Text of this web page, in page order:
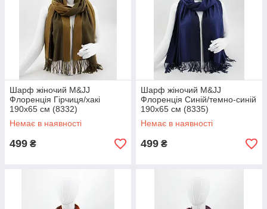
Шарф жіночий M&JJ
Флоренція Гірчиця/хакі
190х65 см (8332)
Немає в наявності
499 ₴
Шарф жіночий M&JJ
Флоренція Синій/темно-синій
190х65 см (8335)
Немає в наявності
499 ₴